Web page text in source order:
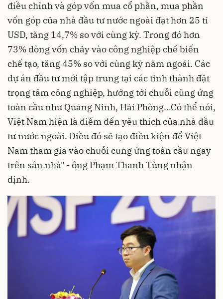
điều chỉnh và góp vốn mua cổ phần, mua phần
vốn góp của nhà đầu tư nước ngoài đạt hơn 25 tỉ
USD, tăng 14,7% so với cùng kỳ. Trong đó hơn
73% dòng vốn chảy vào công nghiệp chế biến
chế tạo, tăng 45% so với cùng kỳ năm ngoái. Các
dự án đầu tư mới tập trung tại các tỉnh thành đặt
trọng tâm công nghiệp, hướng tới chuỗi cũng ứng
toàn cầu như Quảng Ninh, Hải Phòng...Có thể nói,
Việt Nam hiện là điểm đến yêu thích của nhà đầu
tư nước ngoài. Điều đó sẽ tạo điều kiện để Việt
Nam tham gia vào chuỗi cung ứng toàn cầu ngay
trên sân nhà" - ông Phạm Thanh Tùng nhận
định.